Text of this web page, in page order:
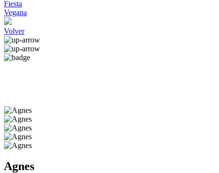
Fiesta
Vegana
Volver
Agnes